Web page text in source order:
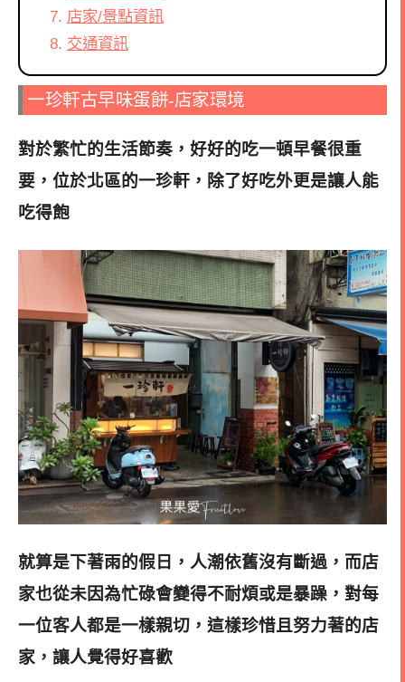
店家/景點資訊
交通資訊
一珍軒古早味蛋餅-店家環境
對於繁忙的生活節奏，好好的吃一頓早餐很重
要，位於北區的一珍軒，除了好吃外更是讓人能
吃得飽
就算是下著雨的假日 ，人潮依舊沒有斷過，而店
家也從未因為忙碌會變得不耐煩或是暴躁，對每
一位客人都是一樣親切，這樣珍惜且努力著的店
家，讓人覺得好喜歡